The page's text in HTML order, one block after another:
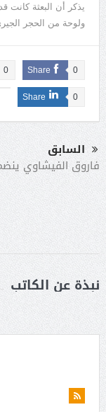
يذكر أن البعثة كانت
ولوحة من الحجر
Share 0
0
Share 0
السابق
فاروق الفيشاوي
نبذة عن الكاتب